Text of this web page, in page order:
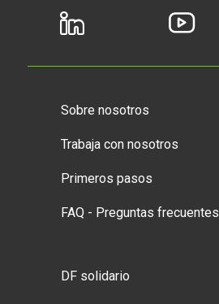
Sobre nosotros
Trabaja con nosotros
Primeros pasos
FAQ - Preguntas frecuentes
DF solidario